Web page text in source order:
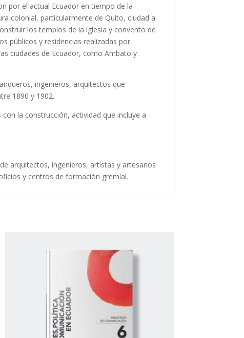
por el actual Ecuador en tiempo de la
colonial, particularmente de Quito, ciudad a
los templos de la iglesia y convento de
públicos y residencias realizadas por
ciudades de Ecuador, como Ambato y
ingenieros, arquitectos que
1890 y 1902.
la construcción, actividad que incluye a
arquitectos, ingenieros, artistas y artesanos
y centros de formación gremial.